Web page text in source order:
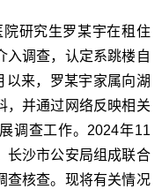
研究生罗某宇在租住
入调查，认定系跳楼自
以来，罗某宇家属向湖
，并通过网络反映相关
调查工作。2024年11
长沙市公安局组成联合
查核查。现将有关情况